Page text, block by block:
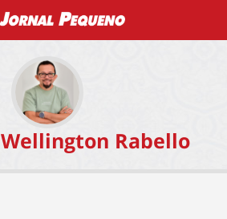
Wellington Rabello